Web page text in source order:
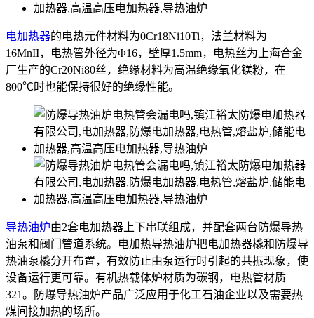
电加热器的电热元件材料为0Cr18Ni10Ti，法兰材料为
16MnII，电热管外径为Φ16，壁厚1.5mm，电热丝为上海合金
厂生产的Cr20Ni80丝，绝缘材料为高温绝缘氧化镁粉，在
800℃时也能保持很好的绝缘性能。
导热油炉由2套电加热器上下串联组成，并配套两台防爆导热
油泵和阀门管道系统。电加热导热油炉把电加热器橇和防爆导
热油泵橇分开布置，有效防止由泵运行时引起的共振现象，使
设备运行更可靠。有机热载体炉材质为碳钢，电热管材质
321。防爆导热油炉产品广泛应用于化工石油企业以及需要热
煤间接加热的场所。